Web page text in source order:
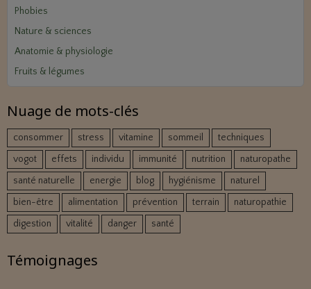
Phobies
Nature & sciences
Anatomie & physiologie
Fruits & légumes
Nuage de mots-clés
consommer stress vitamine sommeil
techniques
vogot
effets individu immunité nutrition
naturopathe
santé naturelle
energie blog hygiénisme
naturel
bien-être
alimentation prévention terrain
naturopathie
digestion
vitalité danger santé
Témoignages